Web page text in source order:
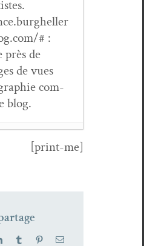
# :
près de
de vues
com­
blog.
Pierre Maubé,
se lève
2025
[print-me]
LinkedInTumblr PinterestEmail